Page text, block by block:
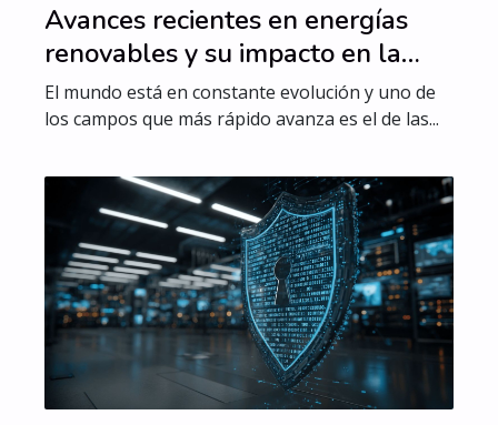
Avances recientes en energías
renovables y su impacto en la
economía global
El mundo está en constante evolución y uno de
los campos que más rápido avanza es el de las...